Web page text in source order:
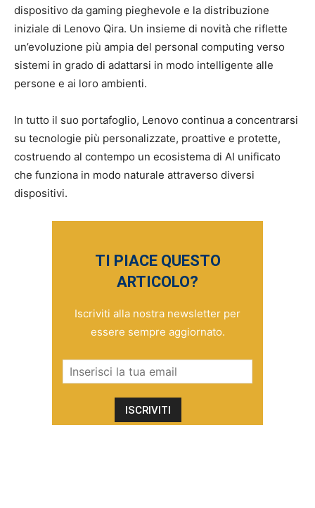
dispositivo da gaming pieghevole e la distribuzione
iniziale di Lenovo Qira. Un insieme di novità che riflette
un’evoluzione più ampia del personal computing verso
sistemi in grado di adattarsi in modo intelligente alle
persone e ai loro ambienti.
In tutto il suo portafoglio, Lenovo continua a concentrarsi
su tecnologie più personalizzate, proattive e protette,
costruendo al contempo un ecosistema di AI unificato
che funziona in modo naturale attraverso diversi
dispositivi.
TI PIACE QUESTO
ARTICOLO?
Iscriviti alla nostra newsletter per
essere sempre aggiornato.